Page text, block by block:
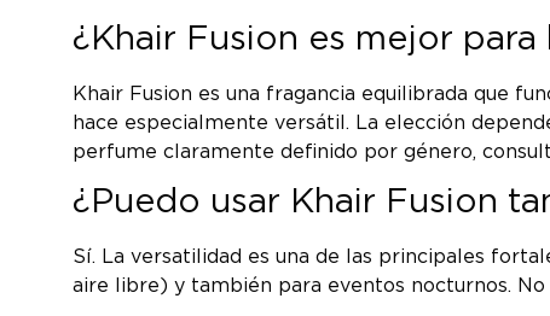
¿Khair Fusion es mejor
Khair Fusion es una fragancia equilibrada que
hace especialmente versátil. La elección
perfume claramente definido por género,
¿Puedo usar Khair Fusion
Sí. La versatilidad es una de las principales
aire libre) y también para eventos nocturnos.